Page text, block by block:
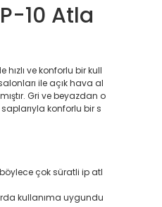
10 Atla
ve konforlu bir kull
ile açık hava al
Gri ve beyazdan o
konforlu bir s
böylece çok süratli ip atl
kullanıma uygundu